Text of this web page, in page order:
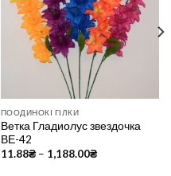
Add to
Wishlist
ПООДИНОКІ ГІЛКИ
Ветка Гладиолус звездочка
ВЕ-42
11.88₴– 1,188.00₴